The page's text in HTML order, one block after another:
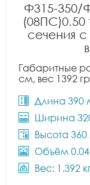
Ф315-350/
(08ПС)0.50
сечения
Габаритные
см, вес 1392
Длина 390
Ширина
Высота
Объём
Вес: 1.392